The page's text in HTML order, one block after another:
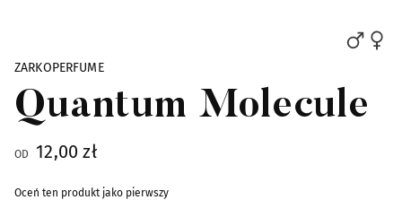
ZARKOPERFUME
Quantum Molecule
OD 12,00 zł
Oceń ten produkt jako pierwszy